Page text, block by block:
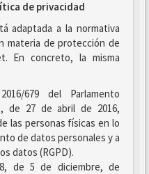
de privacidad
adaptada a la normativa
materia de protección de
En concreto, la misma
679 del Parlamento
de 27 de abril de 2016,
las personas físicas en lo
de datos personales y a
datos (RGPD).
de 5 de diciembre, de